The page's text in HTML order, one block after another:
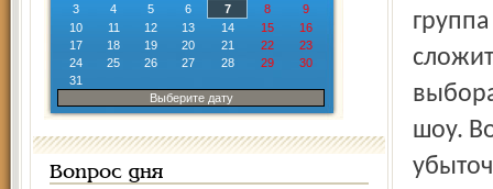
3
4 5 6 7 8
9
10
11 12 13 14 15
16
17
18 19 20 21 22
23
24
25 26 27 28 29
30
31
Выберите дату
Вопрос дня
шоу.